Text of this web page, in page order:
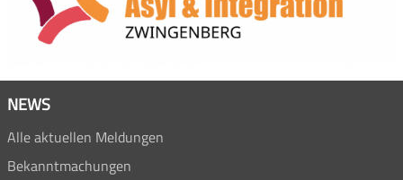
NEWS
Alle aktuellen Meldungen
Bekanntmachungen